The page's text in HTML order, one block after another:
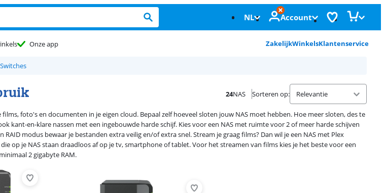
NL Account
Onze app ZakelijkWinkelsKlantenservice
Switches
24NAS Sorteren op:
foto's en documenten in je eigen cloud. Bepaal zelf hoeveel sloten jouw NAS moet hebben. Hoe meer sloten, des te
kant-en-klare nassen met een ingebouwde harde schijf. Kies voor een NAS met ruimte voor 2 of meer harde schijven
RAID modus bewaar je bestanden extra veilig en/of extra snel. Stream je graag films? Dan wil je een NAS met Plex
op je NAS staan draadloos af op je tv, smartphone of tablet. Voor het streamen van films kies je het beste voor een
2 gigabyte RAM.